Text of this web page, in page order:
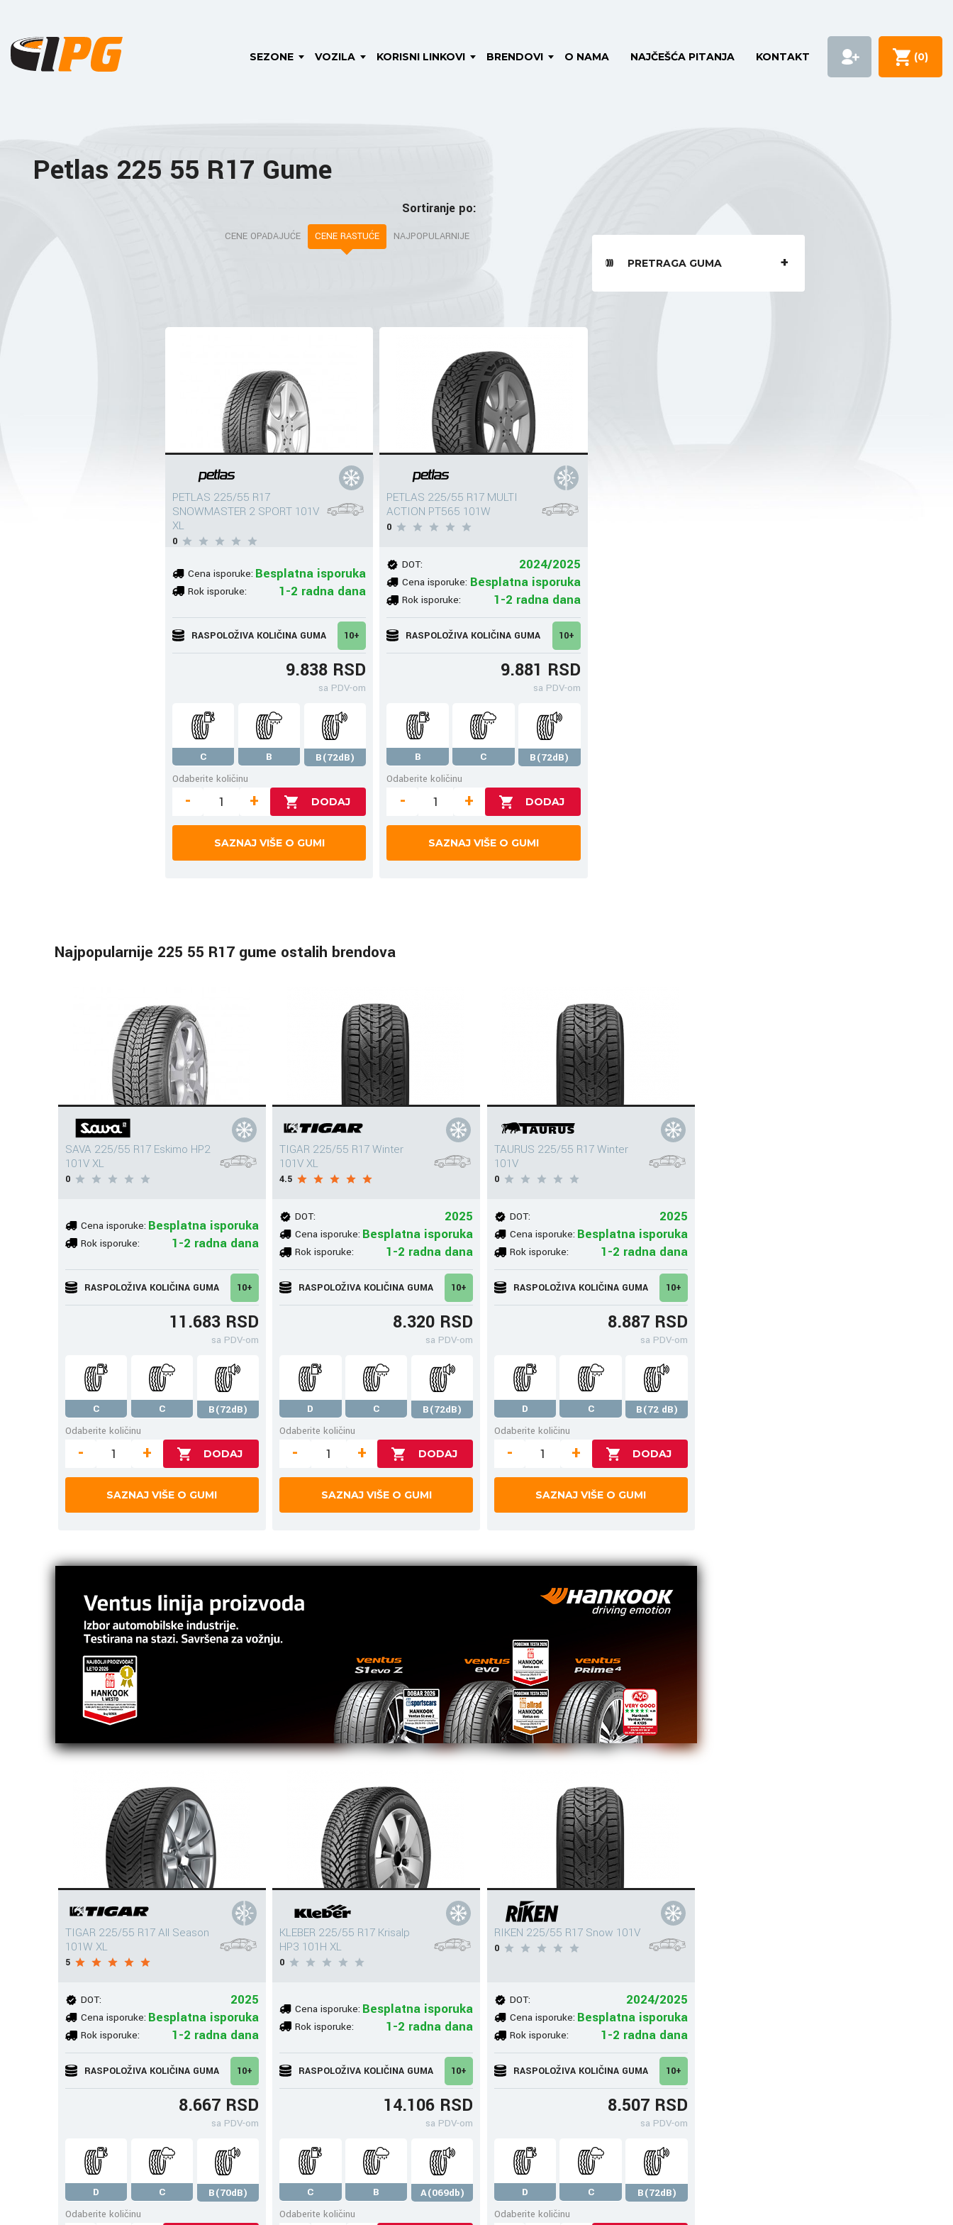
SEZONE VOZILA KORISNI LINKOVI BRENDOVI O NAMA NAJČEŠĆA PITANJA KONTAKT (0)
Petlas 225 55 R17 Gume
Sortiranje po:
CENE OPADAJUĆE CENE RASTUĆE NAJPOPULARNIJE
PRETRAGA GUMA
PETLAS 225/55 R17
SNOWMASTER 2 SPORT 101V
XL
0
Cena isporuke: Besplatna isporuka
Rok isporuke: 1-2 radna dana
RASPOLOŽIVA KOLIČINA GUMA 10+
9.838 RSD
sa PDV-om
C B
B(72dB)
Odaberite količinu
- +
SAZNAJ VIŠE O GUMI
PETLAS 225/55 R17 MULTI
ACTION PT565 101W
0
DOT: 2024/2025
Cena isporuke: Besplatna isporuka
Rok isporuke: 1-2 radna dana
RASPOLOŽIVA KOLIČINA GUMA 10+
9.881 RSD
sa PDV-om
B C
B(72dB)
Odaberite količinu
- +
SAZNAJ VIŠE O GUMI
Najpopularnije 225 55 R17 gume ostalih brendova
SAVA 225/55 R17 Eskimo HP2
101V XL
0
Cena isporuke: Besplatna isporuka
Rok isporuke: 1-2 radna dana
RASPOLOŽIVA KOLIČINA GUMA 10+
11.683 RSD
sa PDV-om
C C
B(72dB)
Odaberite količinu
- +
SAZNAJ VIŠE O GUMI
TIGAR 225/55 R17 Winter
101V XL
4.5
DOT: 2025
Cena isporuke: Besplatna isporuka
Rok isporuke: 1-2 radna dana
RASPOLOŽIVA KOLIČINA GUMA 10+
8.320 RSD
sa PDV-om
D C
B(72dB)
Odaberite količinu
- +
SAZNAJ VIŠE O GUMI
TAURUS 225/55 R17 Winter
101V
0
DOT: 2025
Cena isporuke: Besplatna isporuka
Rok isporuke: 1-2 radna dana
RASPOLOŽIVA KOLIČINA GUMA 10+
8.887 RSD
sa PDV-om
D C
B(72 dB)
Odaberite količinu
- +
SAZNAJ VIŠE O GUMI
TIGAR 225/55 R17 All Season
101W XL
5
DOT: 2025
Cena isporuke: Besplatna isporuka
Rok isporuke: 1-2 radna dana
RASPOLOŽIVA KOLIČINA GUMA 10+
8.667 RSD
sa PDV-om
D C
B(70dB)
Odaberite količinu
KLEBER 225/55 R17 Krisalp
HP3 101H XL
0
Cena isporuke: Besplatna isporuka
Rok isporuke: 1-2 radna dana
RASPOLOŽIVA KOLIČINA GUMA 10+
14.106 RSD
sa PDV-om
C B
A(069db)
Odaberite količinu
RIKEN 225/55 R17 Snow 101V
0
DOT: 2024/2025
Cena isporuke: Besplatna isporuka
Rok isporuke: 1-2 radna dana
RASPOLOŽIVA KOLIČINA GUMA 10+
8.507 RSD
sa PDV-om
D C
B(72dB)
Odaberite količinu